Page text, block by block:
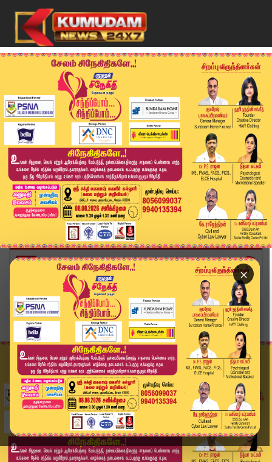
×
Home
வீடியோ ஸ்டோரி
இன்றைக்கு இது தான்.. அரசியலில் ஆதிக்கம் செலுத்த...